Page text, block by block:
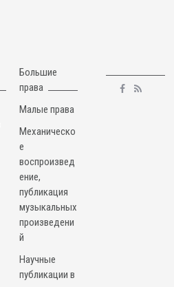
Большие
права
Малые права
Механическо
е
воспроизвед
ение,
публикация
музыкальных
произведени
й
Научные
публикации в